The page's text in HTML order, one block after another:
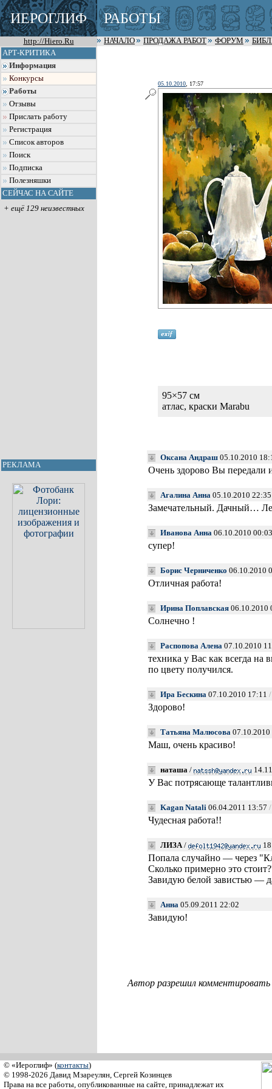
ИЕРОГЛИФ РАБОТЫ
http://Hiero.Ru НАЧАЛО ПРОДАЖА РАБОТ ФОРУМ
АРТ-КРИТИКА
Информация
Конкурсы
Работы
Отзывы
Прислать работу
Регистрация
Список авторов
Поиск
Подписка
Полезняшки
СЕЙЧАС НА САЙТЕ
+ ещё 129 неизвестных
РЕКЛАМА
05.10.2010 , 17:57
95×57 см
атлас, краски Marabu
Оксана Андраш 05.10.2010
Очень здорово Вы передали
Агалина Анна 05.10.2010 22:35
Замечательный. Дачный…
Иванова Анна 06.10.2010 00:03
супер!
Борис Черниченко 06.10.2010
Отличная работа!
Ирина Поплавская 06.10.2010
Солнечно !
Распопова Алена 07.10.2010
техника у Вас как всегда
по цвету получился.
Ира Бескина 07.10.2010 17:11
Здорово!
Татьяна Малюсова
Маш, очень красиво!
наташа /
У Вас потрясающе
Kagan Natali 06.04.2011 13:57
Чудесная работа!!
ЛИЗА/
Попала случайно — через
Сколько примерно это
Завидую белой завистью —
Анна 05.09.2011 22:02
Завидую!
Автор разрешил
© «Иероглиф» (контакты)
© 1998-2026 Давид Мзареулян, Сергей Козинцев
Права на все работы, опубликованные на сайте, принадлежат их